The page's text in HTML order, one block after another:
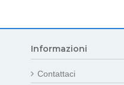
Informazioni
Contattaci